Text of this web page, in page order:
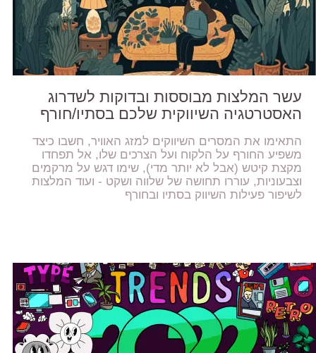
עשר המלצות מבוססות ובדוקות לשדרוג
האסטרטגיה השיווקית שלכם בסתיו/חורף
התאימו את המסרים השיווקים למזג האוויר, חשבו כיצד
משפיע החורף על הלקוח ועל הצרכים שלו, אל תפחדו
מקצת קיטש (אבל לא יותר מדי), שימו דגש על מרקמים
וצבעוניות, עוררו תחושה של שלווה ושקט - ועוד המלצות
לשיפור פעילות השיווק בסתיו ובחורף